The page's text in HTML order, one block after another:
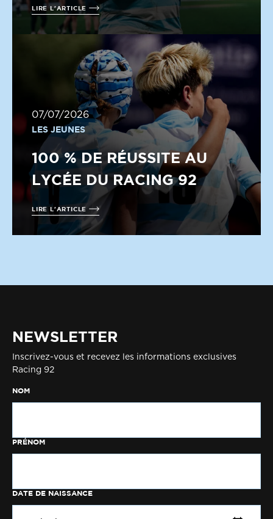
LIRE L'ARTICLE
07/07/2026
LES JEUNES
100 % DE RÉUSSITE AU
LYCÉE DU RACING 92
LIRE L'ARTICLE
NEWSLETTER
Inscrivez-vous et recevez les informations exclusives
Racing 92
NOM
PRÉNOM
DATE DE NAISSANCE